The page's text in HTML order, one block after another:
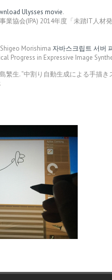
Ulysses movie.
業協会(IPA) 2014年度「未踏IT人材
Morishima 자바스크립트 서버
Progress in Expressive Image
繁生. “中割り自動生成による手描
.